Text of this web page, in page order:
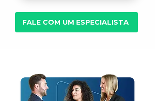
FALE COM UM ESPECIALISTA